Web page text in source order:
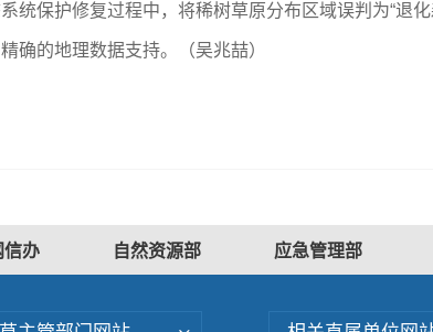
统保护修复过程中，将稀树草原分布区域误判为“退
确的地理数据支持。（吴兆喆）
信办 自然资源部 应急管理部